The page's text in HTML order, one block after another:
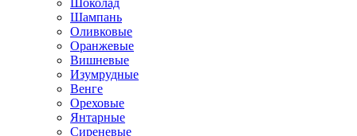
Шоколад
Шампань
Оливковые
Оранжевые
Вишневые
Изумрудные
Венге
Ореховые
Янтарные
Сиреневые